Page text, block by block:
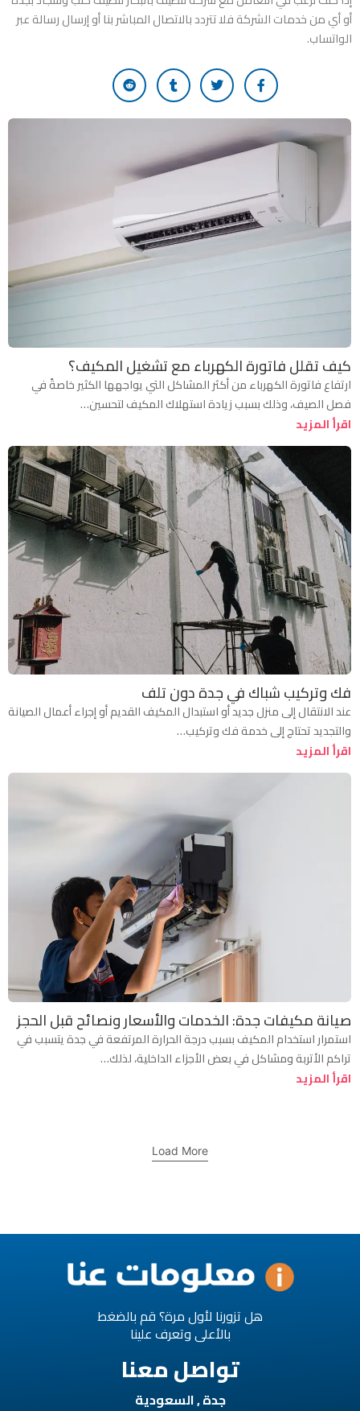
أو أي من خدمات الشركة فلا تتردد بالاتصال المباشر بنا أو إرسال رسالة عبر
الواتساب.
كيف تقلل فاتورة الكهرباء مع تشغيل المكيف؟
ارتفاع فاتورة الكهرباء من أكثر المشاكل التي يواجهها الكثير خاصةً في
فصل الصيف، وذلك بسبب زيادة استهلاك المكيف لتحسين…
اقرأ المزيد
فك وتركيب شباك في جدة دون تلف
عند الانتقال إلى منزل جديد أو استبدال المكيف القديم أو إجراء أعمال الصيانة
والتجديد تحتاج إلى خدمة فك وتركيب…
اقرأ المزيد
صيانة مكيفات جدة: الخدمات والأسعار ونصائح قبل الحجز
استمرار استخدام المكيف بسبب درجة الحرارة المرتفعة في جدة يتسبب في
تراكم الأتربة ومشاكل في بعض الأجزاء الداخلية، لذلك…
اقرأ المزيد
Load More
هل تزورنا لأول مرة؟ قم بالضغط
بالأعلى وتعرف علينا
تواصل معنا
جدة , السعودية